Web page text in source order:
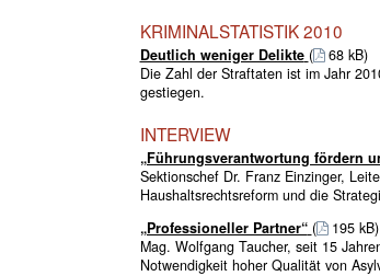
KRIMINALSTATISTIK 2010
Deutlich weniger Delikte (
68 kB)
Die Zahl der Straftaten ist im Jahr
gestiegen.
INTERVIEW
„Führungsverantwortung fördern
Sektionschef Dr. Franz Einzinger,
Haushaltsrechtsreform und die
„Professioneller Partner“ (
195 kB)
Mag. Wolfgang Taucher, seit 15
Notwendigkeit hoher Qualität von